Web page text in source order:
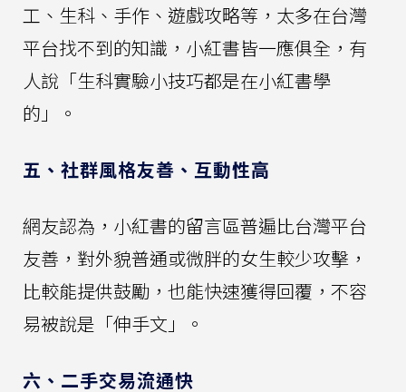
工、生科、手作、遊戲攻略等，太多在台灣
平台找不到的知識，小紅書皆一應俱全，有
人說「生科實驗小技巧都是在小紅書學
的」。
五、社群風格友善、互動性高
網友認為，小紅書的留言區普遍比台灣平台
友善，對外貌普通或微胖的女生較少攻擊，
比較能提供鼓勵，也能快速獲得回覆，不容
易被說是「伸手文」。
六、二手交易流通快